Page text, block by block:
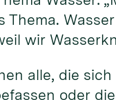
Thema.
wir
alle, die
oder